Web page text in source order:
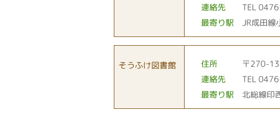
連絡先
TEL
最寄り駅
JR成田線
そうふけ図書館 住所 〒270-
連絡先
TEL
最寄り駅
北総線印